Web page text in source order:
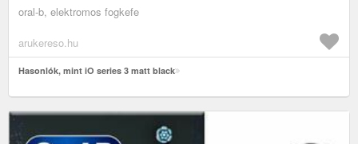
oral-b, elektromos fogkefe
arukereso.hu
Hasonlók, mint iO series 3 matt black